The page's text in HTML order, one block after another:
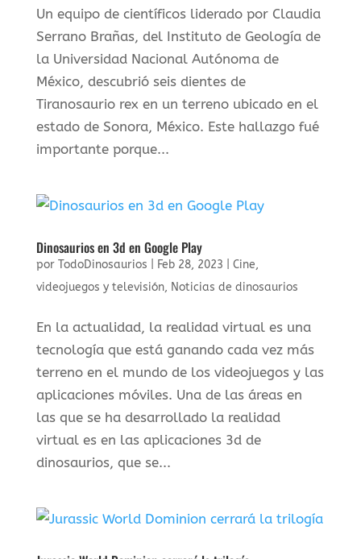
Un equipo de científicos liderado por Claudia
Serrano Brañas, del Instituto de Geología de
la Universidad Nacional Autónoma de
México, descubrió seis dientes de
Tiranosaurio rex en un terreno ubicado en el
estado de Sonora, México. Este hallazgo fué
importante porque...
Dinosaurios en 3d en Google Play
por TodoDinosaurios Feb 28, 2023
Cine,
videojuegos y televisión, Noticias de dinosaurios
En la actualidad, la realidad virtual es una
tecnología que está ganando cada vez más
terreno en el mundo de los videojuegos y las
aplicaciones móviles. Una de las áreas en
las que se ha desarrollado la realidad
virtual es en las aplicaciones 3d de
dinosaurios, que se...